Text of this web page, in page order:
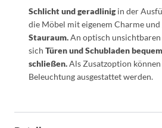
Schlicht und geradlinigin der
die Möbel mit eigenem Charme und
Stauraum.An optisch
sich Türen und Schubladen
schließen.Als Zusatzoption
Beleuchtung ausgestattet werden.